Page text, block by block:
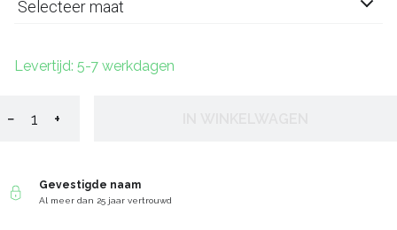
Selecteer maat
Levertijd: 5-7 werkdagen
− +
Gevestigde naam
Al meer dan 25 jaar vertrouwd